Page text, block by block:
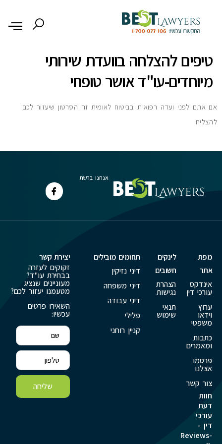
טיפים להצלחה בוועדת שירותי
מיוחדים-עו"ד אושר טופחי
אם אתם לפני ועדה רפואית בביטוח לאומית זה הסרטון שיעזור לכם
להצליח
אנחנו ברשת
מפת
אתר
אינדקס
עורכי דין
ערוץ
וידאו
משפטי
כתבות
ומאמרים
פרסמו
אצלנו
צור קשר
חוות
דעת
עורכי
דין -
Reviews-
לינקים
חשובים
הצהרת
נגישות
תנאי
שימוש
תחומים מובילים
דיני נזיקין
דיני משפחה
דיני עבודה
פלילי
קניין רוחני
יצירת קשר
זקוקים לעזרה
בבחירת עו"ד?
מעוניינים שנציג
מטעמנו יעזור לכם?
השאירו פרטים
עכשיו:
שליחה